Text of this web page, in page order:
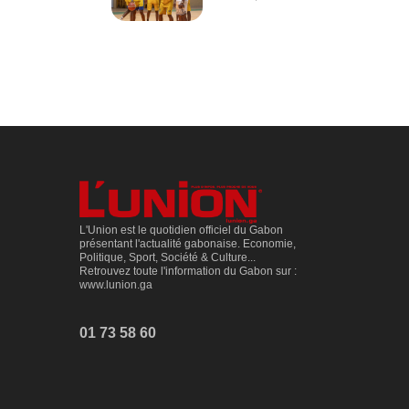
L'Union est le quotidien officiel du Gabon
présentant l'actualité gabonaise. Economie,
Politique, Sport, Société & Culture...
Retrouvez toute l'information du Gabon sur :
www.lunion.ga
01 73 58 60